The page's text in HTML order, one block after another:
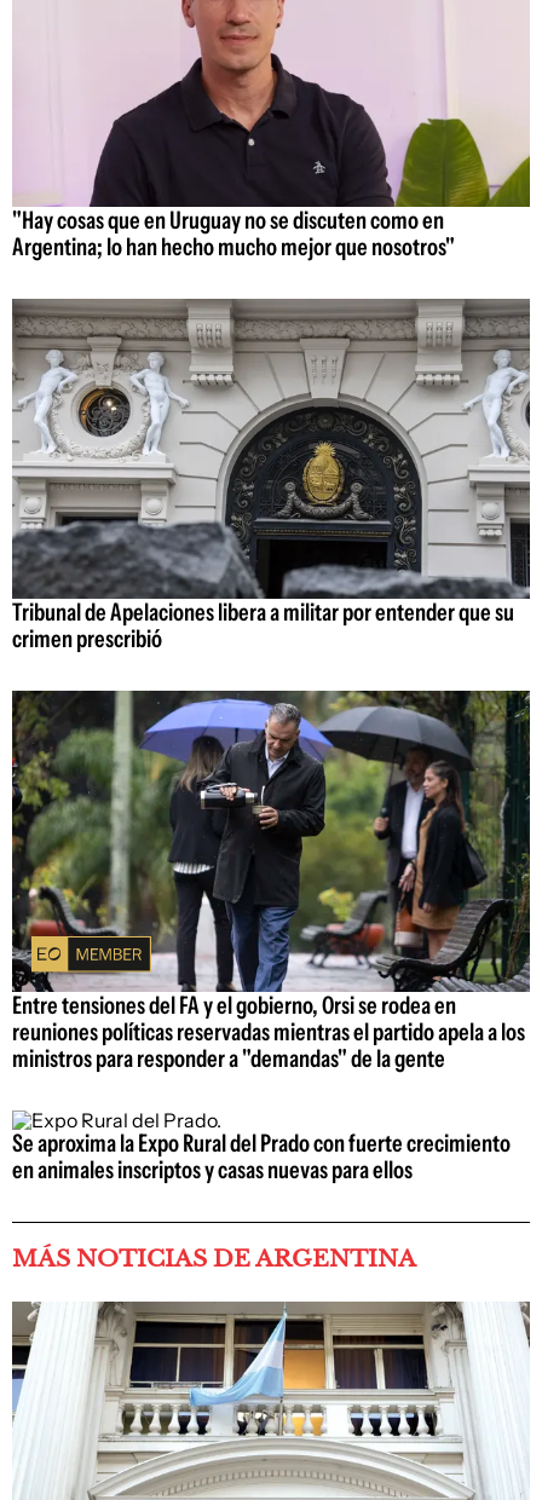
"Hay cosas que en Uruguay no se discuten como en
Argentina; lo han hecho mucho mejor que nosotros"
Tribunal de Apelaciones libera a militar por entender que su
crimen prescribió
Entre tensiones del FA y el gobierno, Orsi se rodea en
reuniones políticas reservadas mientras el partido apela a los
ministros para responder a "demandas" de la gente
Se aproxima la Expo Rural del Prado con fuerte crecimiento
en animales inscriptos y casas nuevas para ellos
MÁS NOTICIAS DE ARGENTINA